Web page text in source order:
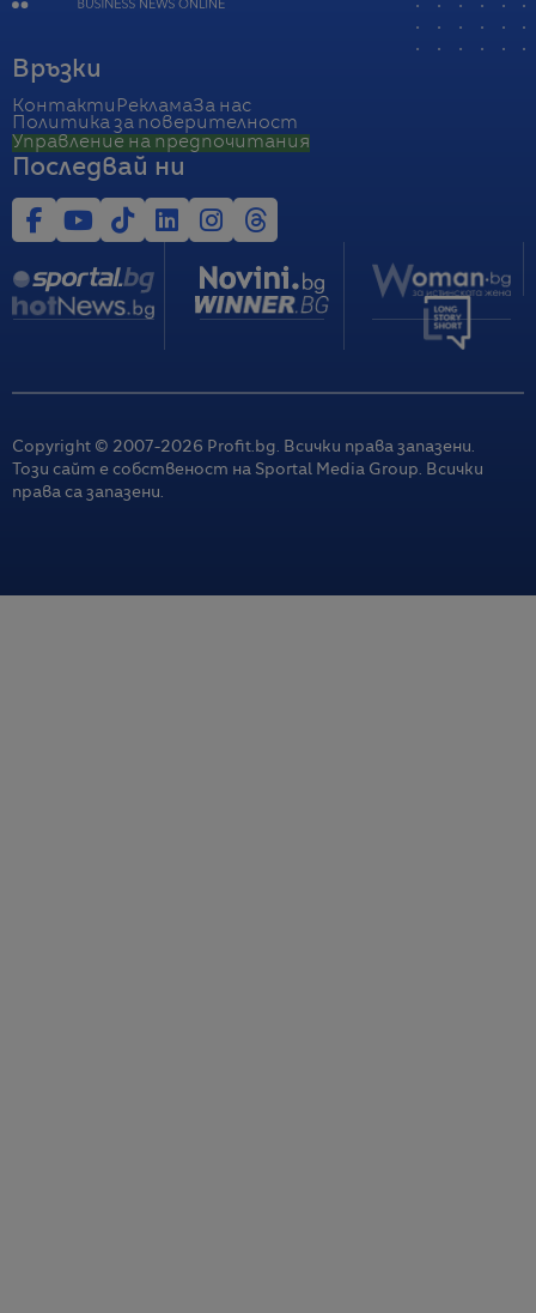
Връзки
Контакти РекламаЗа нас
Политика за поверителност
Управление на предпочитания
Последвай ни
Copyright © 2007-2026 Profit.bg. Всички права запазени.
Този сайт е собственост на Sportal Media Group. Всички
права са запазени.